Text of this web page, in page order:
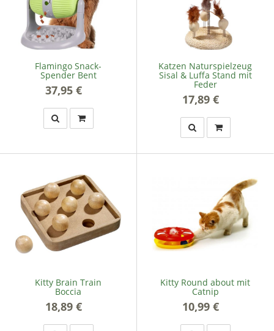
Flamingo Snack-
Spender Bent
37,95 €
Katzen Naturspielzeug
Sisal & Luffa Stand mit
Feder
17,89 €
Kitty Brain Train
Boccia
18,89 €
Kitty Round about mit
Catnip
10,99 €